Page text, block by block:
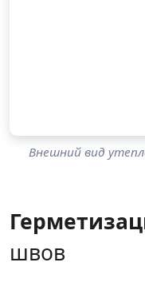
Внешний вид
швов